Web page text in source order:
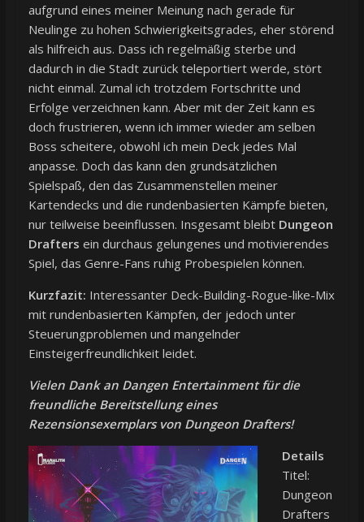
aufgrund eines meiner Meinung nach gerade für
Neulinge zu hohen Schwierigkeitsgrades, eher störend
als hilfreich aus. Dass ich regelmäßig sterbe und
dadurch in die Stadt zurück teleportiert werde, stört
nicht einmal. Zumal ich trotzdem Fortschritte und
Erfolge verzeichnen kann. Aber mit der Zeit kann es
doch frustrieren, wenn ich immer wieder am selben
Boss scheitere, obwohl ich mein Deck jedes Mal
anpasse. Doch das kann den grundsätzlichen
Spielspaß, den das Zusammenstellen meiner
Kartendecks und die rundenbasierten Kämpfe bieten,
nur teilweise beeinflussen. Insgesamt bleibt Dungeon
Drafters ein durchaus gelungenes und motivierendes
Spiel, das Genre-Fans ruhig Probespielen können.
Kurzfazit: Interessanter Deck-Building-Rogue-like-Mix
mit rundenbasierten Kämpfen, der jedoch unter
Steuerungproblemen und mangelnder
Einsteigerfreundlichkeit leidet.
Vielen Dank an Dangen Entertainment für die
freundliche Bereitstellung eines
Rezensionsexemplars von Dungeon Drafters!
Details
Titel:
Dungeon
Drafters